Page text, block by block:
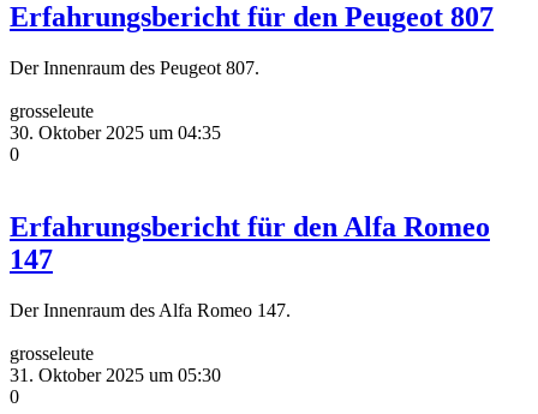
Erfahrungsbericht für den Peugeot 807
Der Innenraum des Peugeot 807.
grosseleute
30. Oktober 2025 um 04:35
0
Erfahrungsbericht für den Alfa Romeo
147
Der Innenraum des Alfa Romeo 147.
grosseleute
31. Oktober 2025 um 05:30
0